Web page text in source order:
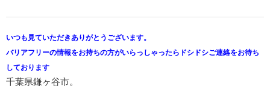
いつも見ていただきありがとうございます。
バリアフリーの情報をお持ちの方がいらっしゃったらドシドシご連絡をお待ち
しております
千葉県鎌ヶ谷市。